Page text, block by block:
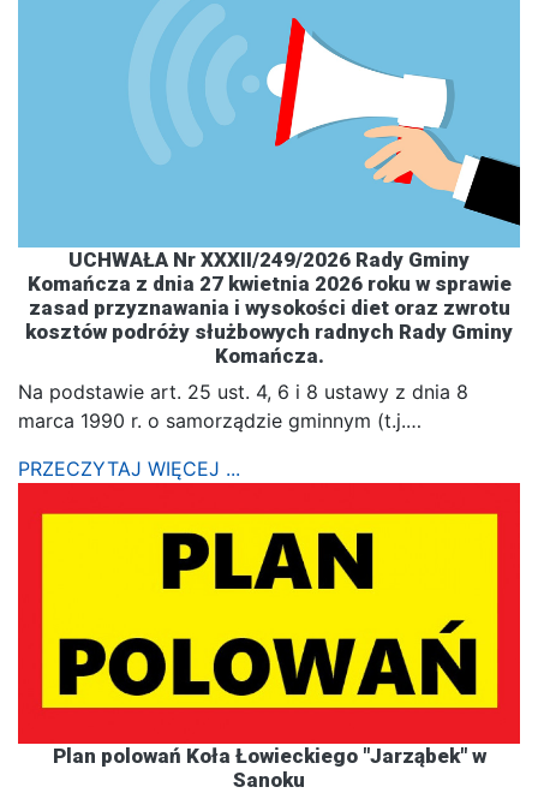
UCHWAŁA Nr XXXII/249/2026 Rady Gminy
Komańcza z dnia 27 kwietnia 2026 roku w sprawie
zasad przyznawania i wysokości diet oraz zwrotu
kosztów podróży służbowych radnych Rady Gminy
Komańcza.
Na podstawie art. 25 ust. 4, 6 i 8 ustawy z dnia 8
marca 1990 r. o samorządzie gminnym (t.j.…
PRZECZYTAJ WIĘCEJ ...
Plan polowań Koła Łowieckiego "Jarząbek" w
Sanoku